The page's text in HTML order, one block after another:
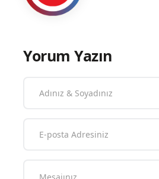
Yorum Yazın